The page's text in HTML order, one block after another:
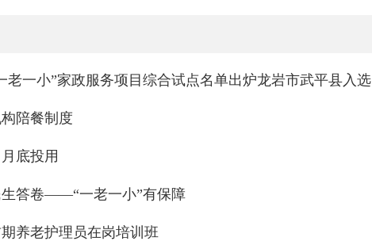
老一小”家政服务项目综合试点名单出炉龙岩市武平县入选
陪餐制度
底投用
答卷——“一老一小”有保障
养老护理员在岗培训班